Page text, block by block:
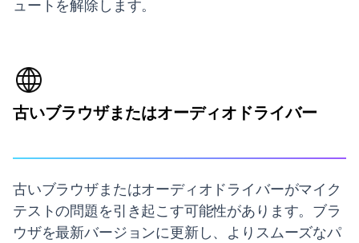
ュートを解除します。
古いブラウザまたはオーディオドライバー
古いブラウザまたはオーディオドライバーがマイク
テストの問題を引き起こす可能性があります。ブラ
ウザを最新バージョンに更新し、よりスムーズなパ